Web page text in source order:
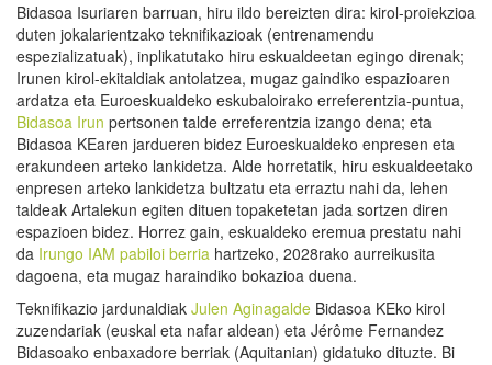
Bidasoa Isuriaren barruan, hiru ildo bereizten dira: kirol-proiekzioa
duten jokalarientzako teknifikazioak (entrenamendu
espezializatuak), inplikatutako hiru eskualdeetan egingo direnak;
Irunen kirol-ekitaldiak antolatzea, mugaz gaindiko espazioaren
ardatza eta Euroeskualdeko eskubaloirako erreferentzia-puntua,
Bidasoa Irun pertsonen talde erreferentzia izango dena; eta
Bidasoa KEaren jardueren bidez Euroeskualdeko enpresen eta
erakundeen arteko lankidetza. Alde horretatik, hiru eskualdeetako
enpresen arteko lankidetza bultzatu eta erraztu nahi da, lehen
taldeak Artalekun egiten dituen topaketetan jada sortzen diren
espazioen bidez. Horrez gain, eskualdeko eremua prestatu nahi
da Irungo IAM pabiloi berria hartzeko, 2028rako aurreikusita
dagoena, eta mugaz haraindiko bokazioa duena.
Teknifikazio jardunaldiak Julen Aginagalde Bidasoa KEko kirol
zuzendariak (euskal eta nafar aldean) eta Jérôme Fernandez
Bidasoako enbaxadore berriak (Aquitanian) gidatuko dituzte. Bi